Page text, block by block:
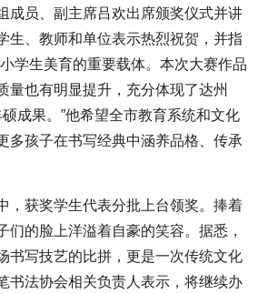
成员、副主席吕欢出席颁奖仪式并讲
生、教师和单位表示热烈祝贺，并指
学生美育的重要载体。本次大赛作品
量也有明显提升，充分体现了达州
硕成果。”他希望全市教育系统和文化
多孩子在书写经典中涵养品格、传承
，获奖学生代表分批上台领奖。捧着
们的脸上洋溢着自豪的笑容。据悉，
书写技艺的比拼，更是一次传统文化
书法协会相关负责人表示，将继续办